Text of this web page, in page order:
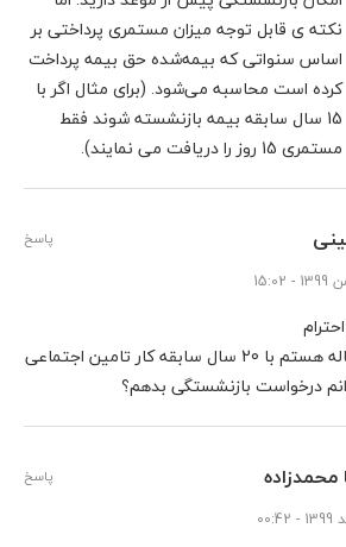
نکته ی قابل توجه میزان مستمری پرداختی بر
اساس سنواتی که بیمه‌شده حق بیمه پرداخت
کرده است محاسبه می‌شود. (برای مثال اگر با
15 سال سابقه بیمه بازنشسته شوند فقط
مستمری 15 روز را دریافت می نمایند).
من 44 ساله هستم با 20 سال سابقه کار تامین اجتماعی
درخواست بازنشستگی بدهم؟
پاسخ
پاسخ